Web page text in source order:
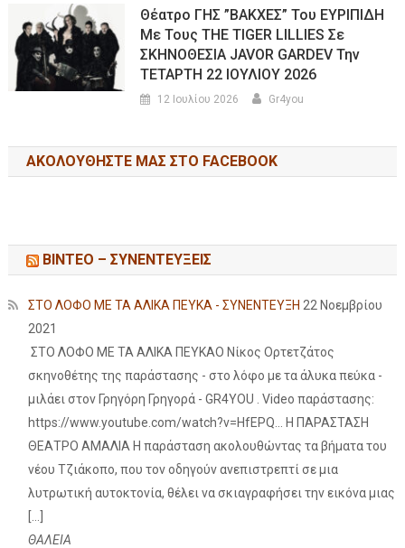
Θέατρο ΓΗΣ ”ΒΑΚΧΕΣ” Του ΕΥΡΙΠΙΔΗ
Με Τους THE TIGER LILLIES Σε
ΣΚΗΝΟΘΕΣΙΑ JAVOR GARDEV Την
ΤΕΤΑΡΤΗ 22 ΙΟΥΛΙΟΥ 2026
12 Ιουλίου 2026 Gr4you
ΑΚΟΛΟΥΘΉΣΤΕ ΜΑΣ ΣΤΟ FACEBOOK
ΒΙΝΤΕΟ – ΣΥΝΕΝΤΕΥΞΕΙΣ
ΣΤΟ ΛΟΦΟ ΜΕ ΤΑ ΑΛΙΚΑ ΠΕΥΚΑ - ΣΥΝΕΝΤΕΥΞΗ 22 Νοεμβρίου
2021
ΣΤΟ ΛΟΦΟ ΜΕ ΤΑ ΑΛΙΚΑ ΠΕΥΚΑΟ Νίκος Ορτετζάτος
σκηνοθέτης της παράστασης - στο λόφο με τα άλυκα πεύκα -
μιλάει στον Γρηγόρη Γρηγορά - GR4YOU . Video παράστασης:
https://www.youtube.com/watch?v=HfEPQ... Η ΠΑΡΑΣΤΑΣΗ
ΘΕΑΤΡΟ ΑΜΑΛΙΑ Η παράσταση ακολουθώντας τα βήματα του
νέου Τζιάκοπο, που τον οδηγούν ανεπιστρεπτί σε μια
λυτρωτική αυτοκτονία, θέλει να σκιαγραφήσει την εικόνα μιας
ΘΑΛΕΙΑ